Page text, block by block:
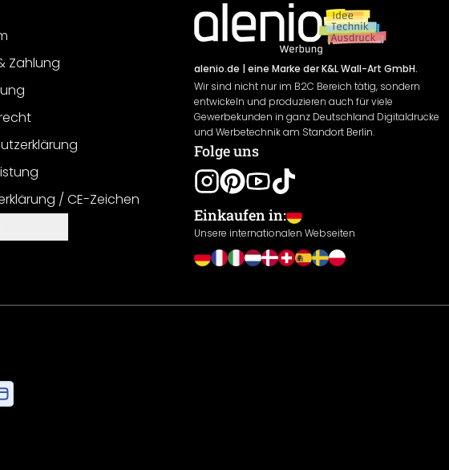
Zahlung
/ CE-Zeichen
alenio.de | eine Marke der K&L Wall-Art GmbH.
Wir sind nicht nur im B2C Bereich tätig, sondern
entwickeln und produzieren auch für viele
Gewerbekunden in ganz Deutschland Digitaldrucke
und Werbetechnik am Standort Berlin.
Folge uns
Einkaufen in:
Unsere internationalen Webseiten